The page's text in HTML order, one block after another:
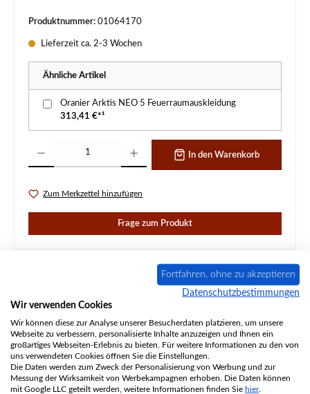
Produktnummer: 01064170
Lieferzeit ca. 2-3 Wochen
Ähnliche Artikel
Oranier Arktis NEO 5 Feuerraumauskleidung
313,41 €*¹
In den Warenkorb
Zum Merkzettel hinzufügen
Frage zum Produkt
Beschreibung
Original Zugumlenkung für den Kaminofen Oranier Arktis
NEO 5 Oranier Arktis NEO 5 Zugumlenkung Eckdaten:
Rauchumlenkung…Mehr
Eigenschaften
Fortfahren, ohne zu akzeptieren
Datenschutzbestimmungen
Wir verwenden Cookies
Wir können diese zur Analyse unserer Besucherdaten platzieren, um unsere
Webseite zu verbessern, personalisierte Inhalte anzuzeigen und Ihnen ein
großartiges Webseiten-Erlebnis zu bieten. Für weitere Informationen zu den von
uns verwendeten Cookies öffnen Sie die Einstellungen.
Die Daten werden zum Zweck der Personalisierung von Werbung und zur
Messung der Wirksamkeit von Werbekampagnen erhoben. Die Daten können
mit Google LLC geteilt werden, weitere Informationen finden Sie hier.